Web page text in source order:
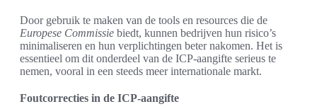
Door gebruik te maken van de tools en resources die de
Europese Commissie biedt, kunnen bedrijven hun risico’s
minimaliseren en hun verplichtingen beter nakomen. Het is
essentieel om dit onderdeel van de ICP-aangifte serieus te
nemen, vooral in een steeds meer internationale markt.
Foutcorrecties in de ICP-aangifte